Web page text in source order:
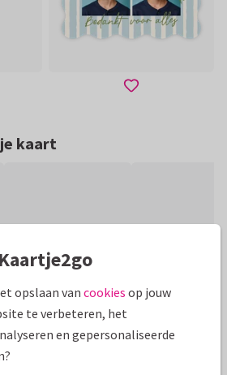
kaart
opslaan van cookies op jouw
te verbeteren, het
en gepersonaliseerde